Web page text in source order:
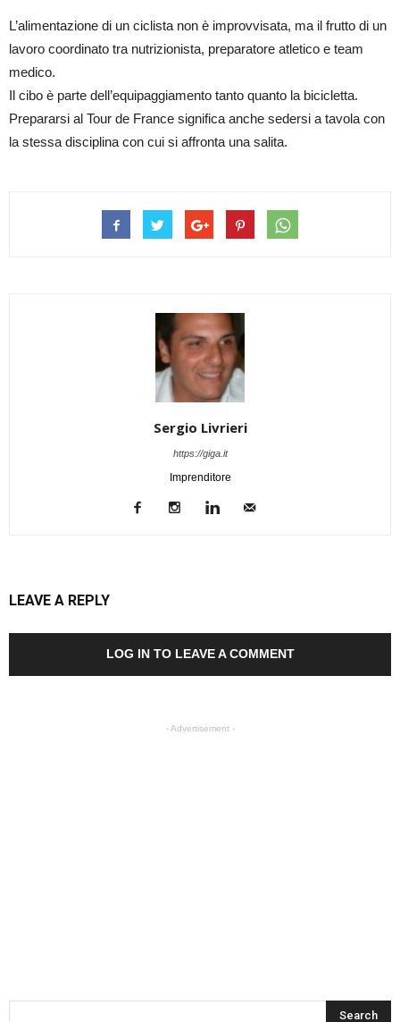
L’alimentazione di un ciclista non è improvvisata, ma il frutto di un
lavoro coordinato tra nutrizionista, preparatore atletico e team
medico.
Il cibo è parte dell’equipaggiamento tanto quanto la bicicletta.
Prepararsi al Tour de France significa anche sedersi a tavola con
la stessa disciplina con cui si affronta una salita.
Sergio Livrieri
https://giga.it
Imprenditore
LEAVE A REPLY
LOG IN TO LEAVE A COMMENT
- Advertisement -